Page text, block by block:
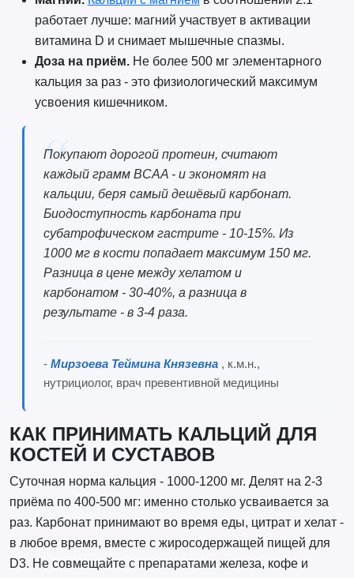
работает лучше: магний участвует в активации
витамина D и снимает мышечные спазмы.
Доза на приём.Не более 500 мг элементарного
кальция за раз - это физиологический максимум
усвоения кишечником.
Покупают дорогой протеин, считают
каждый грамм BCAA - и экономят на
кальции, беря самый дешёвый карбонат.
Биодоступность карбоната при
субатрофическом гастрите - 10-15%. Из
1000 мг в кости попадает максимум 150 мг.
Разница в цене между хелатом и
карбонатом - 30-40%, а разница в
результате - в 3-4 раза.
- Мирзоева Теймина Князевна , к.м.н.,
нутрициолог, врач превентивной медицины
КАК ПРИНИМАТЬ КАЛЬЦИЙ ДЛЯ
КОСТЕЙ И СУСТАВОВ
Суточная норма кальция - 1000-1200 мг. Делят на 2-3
приёма по 400-500 мг: именно столько усваивается за
раз. Карбонат принимают во время еды, цитрат и хелат -
в любое время, вместе с жиросодержащей пищей для
D3. Не совмещайте с препаратами железа, кофе и